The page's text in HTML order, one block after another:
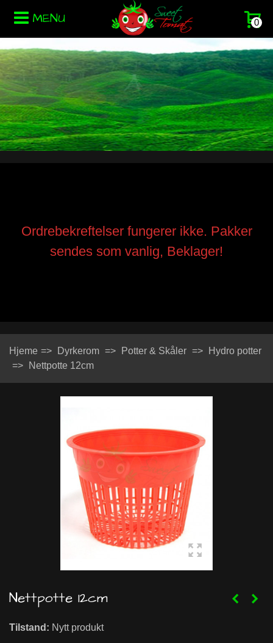
MENU 0
Ordrebekreftelser fungerer ikke. Pakker
sendes som vanlig, Beklager!
Hjeme => Dyrkerom => Potter & Skåler =>
Hydro potter
=>
Nettpotte 12cm
Nettpotte 12cm
Tilstand: Nytt produkt